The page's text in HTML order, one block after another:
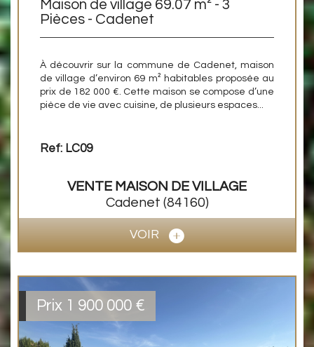
Maison de village 69.07 m² - 3
Pièces - Cadenet
À découvrir sur la commune de Cadenet, maison
de village d’environ 69 m² habitables proposée au
prix de 182 000 €. Cette maison se compose d’une
pièce de vie avec cuisine, de plusieurs espaces...
Ref: LC09
VENTE MAISON DE VILLAGE
Cadenet (84160)
VOIR
Prix 1 900 000 €